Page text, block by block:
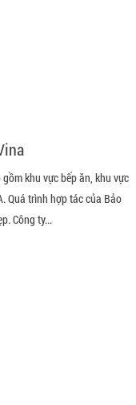
khu vực bếp ăn, khu vực
Quá trình hợp tác của Bảo
Công ty...